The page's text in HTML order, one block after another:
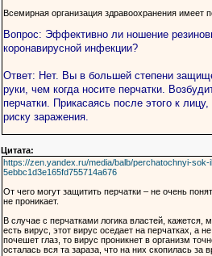
Всемирная организация здравоохранения
Вопрос: Эффективно ли ношение
коронавирусной инфекции?
Ответ: Нет. Вы в большей степени
руки, чем когда носите перчатки.
перчатки. Прикасаясь после этого к
риску заражения.
Цитата:
https://zen.yandex.ru/media/balb/perchatochnyi-
5ebbc1d3e165fd755714a676
От чего могут защитить перчатки – не очень
не проникает.
В случае с перчатками логика властей, кажется,
есть вирус, этот вирус оседает на перчатках, а
почешет глаз, то вирус проникнет в организм
осталась вся та зараза, что на них скопилась